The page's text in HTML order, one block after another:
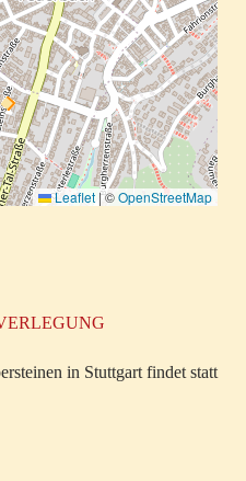
Leaflet |©OpenStreetMap
in Stuttgart findet statt